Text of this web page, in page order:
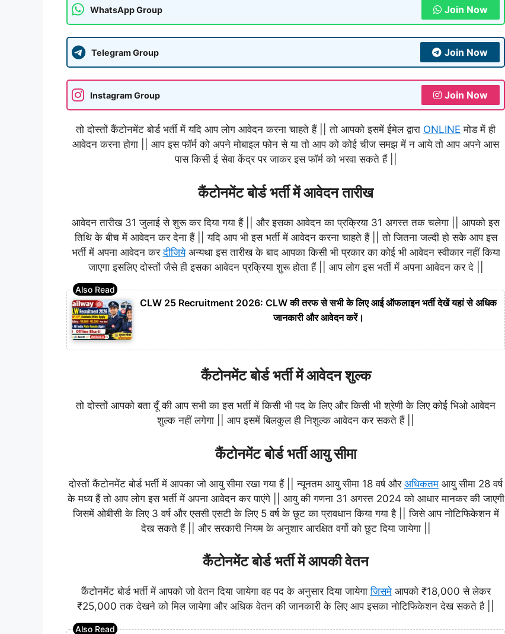
WhatsApp Group Join Now
Telegram Group Join Now
Instagram Group Join Now
तो दोस्तों कैंटोनमेंट बोर्ड भर्ती में यदि आप लोग आवेदन करना चाहते हैं || तो आपको इसमें ईमेल द्वारा ONLINE मोड में ही
आवेदन करना होगा || आप इस फॉर्म को अपने मोबाइल फोन से या तो आप को कोई चीज समझ में न आये तो आप अपने आस
पास किसी ई सेवा केंद्र पर जाकर इस फॉर्म को भरवा सकते हैं ||
कैंटोनमेंट बोर्ड भर्ती में आवेदन तारीख
आवेदन तारीख 31 जुलाई से शुरू कर दिया गया हैं || और इसका आवेदन का प्रक्रिया 31 अगस्त तक चलेगा || आपको इस
तिथि के बीच में आवेदन कर देना हैं || यदि आप भी इस भर्ती में आवेदन करना चाहते हैं || तो जितना जल्दी हो सके आप इस
भर्ती में अपना आवेदन करदीजियेअन्यथा इस तारीख के बाद आपका किसी भी प्रकार का कोई भी आवेदन स्वीकार नहीं किया
जाएगा इसलिए दोस्तों जैसे ही इसका आवेदन प्रक्रिया शुरू होता हैं || आप लोग इस भर्ती में अपना आवेदन कर दे ||
CLW 25 Recruitment 2026: CLW की तरफ से सभी के लिए आई ऑफलाइन भर्ती देखें यहां से अधिक
जानकारी और आवेदन करें।
कैंटोनमेंट बोर्ड भर्ती में आवेदन शुल्क
तो दोस्तों आपको बता दूँ की आप सभी का इस भर्ती में किसी भी पद के लिए और किसी भी श्रेणी के लिए कोई भिओ आवेदन
शुल्क नहीं लगेगा || आप इसमें बिलकुल ही निशुल्क आवेदन कर सकते हैं ||
कैंटोनमेंट बोर्ड भर्ती आयु सीमा
दोस्तों कैंटोनमेंट बोर्ड भर्ती में आपका जो आयु सीमा रखा गया हैं || न्यूनतम आयु सीमा 18 वर्ष और अधिकतम आयु सीमा 28 वर्ष
के मध्य हैं तो आप लोग इस भर्ती में अपना आवेदन कर पाएंगे || आयु की गणना 31 अगस्त 2024 को आधार मानकर की जाएगी
जिसमें ओबीसी के लिए 3 वर्ष और एससी एसटी के लिए 5 वर्ष के छूट का प्रावधान किया गया है || जिसे आप नोटिफिकेशन में
देख सकते हैं || और सरकारी नियम के अनुशार आरक्षित वर्गो को छुट दिया जायेगा ||
कैंटोनमेंट बोर्ड भर्ती में आपकी वेतन
कैंटोनमेंट बोर्ड भर्ती में आपको जो वेतन दिया जायेगा वह पद के अनुसार दिया जायेगाजिसमेआपको ₹18,000 से लेकर
₹25,000 तक देखने को मिल जायेगा और अधिक वेतन की जानकारी के लिए आप इसका नोटिफिकेशन देख सकते है ||